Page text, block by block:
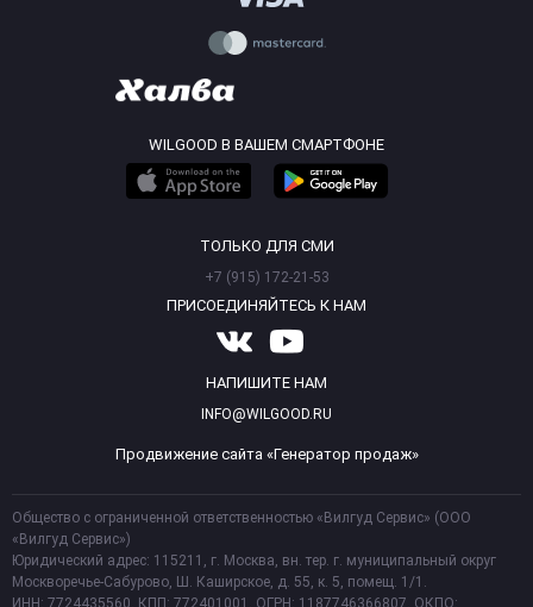
WILGOOD В ВАШЕМ СМАРТФОНЕ
ТОЛЬКО ДЛЯ СМИ
+7 (915) 172-21-53
ПРИСОЕДИНЯЙТЕСЬ К НАМ
НАПИШИТЕ НАМ
INFO@WILGOOD.RU
Продвижение сайта «Генератор продаж»
Общество с ограниченной ответственностью «Вилгуд Сервис» (ООО
«Вилгуд Сервис»)
Юридический адрес: 115211, г. Москва, вн. тер. г. муниципальный округ
Москворечье-Сабурово, Ш. Каширское, д. 55, к. 5, помещ. 1/1.